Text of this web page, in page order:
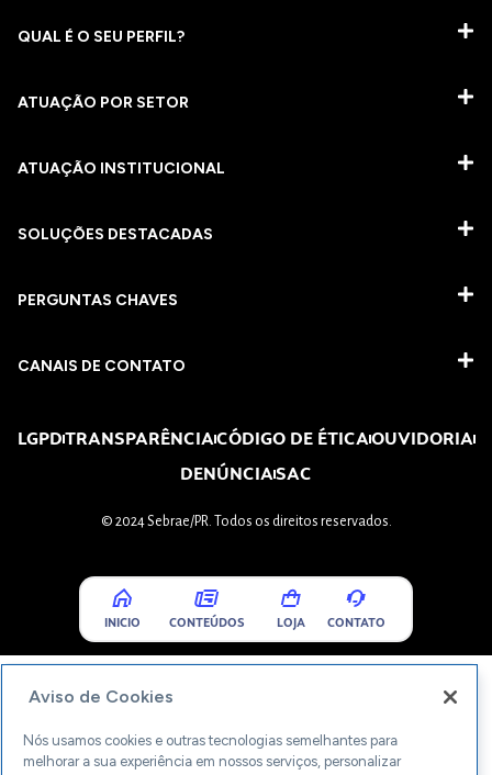
QUAL É O SEU PERFIL?
ATUAÇÃO POR SETOR
ATUAÇÃO INSTITUCIONAL
SOLUÇÕES DESTACADAS
PERGUNTAS CHAVES​
CANAIS DE CONTATO
LGPDTRANSPARÊNCIACÓDIGO DE ÉTICAOUVIDORIA
DENÚNCIASAC
© 2024 Sebrae/PR. Todos os direitos reservados.
INICIO CONTEÚDOS LOJA CONTATO
Aviso de Cookies
Nós usamos cookies e outras tecnologias semelhantes para
melhorar a sua experiência em nossos serviços, personalizar